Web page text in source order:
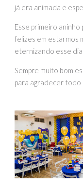
já era animada e
Esse primeiro
felizes em estarmos
eternizando esse
Sempre muito bom
para agradecer todo